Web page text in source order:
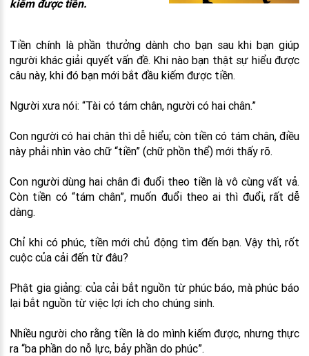
kiếm được tiền.
Tiền chính là phần thưởng dành cho bạn sau khi bạn giúp
người khác giải quyết vấn đề. Khi nào bạn thật sự hiểu được
câu này, khi đó bạn mới bắt đầu kiếm được tiền.
Người xưa nói: “Tài có tám chân, người có hai chân.”
Con người có hai chân thì dễ hiểu; còn tiền có tám chân, điều
này phải nhìn vào chữ “tiền” (chữ phồn thể) mới thấy rõ.
Con người dùng hai chân đi đuổi theo tiền là vô cùng vất vả.
Còn tiền có “tám chân”, muốn đuổi theo ai thì đuổi, rất dễ
dàng.
Chỉ khi có phúc, tiền mới chủ động tìm đến bạn. Vậy thì, rốt
cuộc của cải đến từ đâu?
Phật gia giảng: của cải bắt nguồn từ phúc báo, mà phúc báo
lại bắt nguồn từ việc lợi ích cho chúng sinh.
Nhiều người cho rằng tiền là do mình kiếm được, nhưng thực
ra “ba phần do nỗ lực, bảy phần do phúc”.